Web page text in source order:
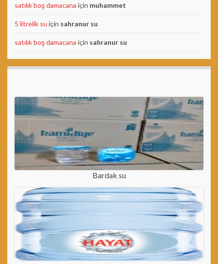
satılık boş damacana için muhammet
5 litrelik su için sahranur su
satılık boş damacana için sahranur su
Bardak su